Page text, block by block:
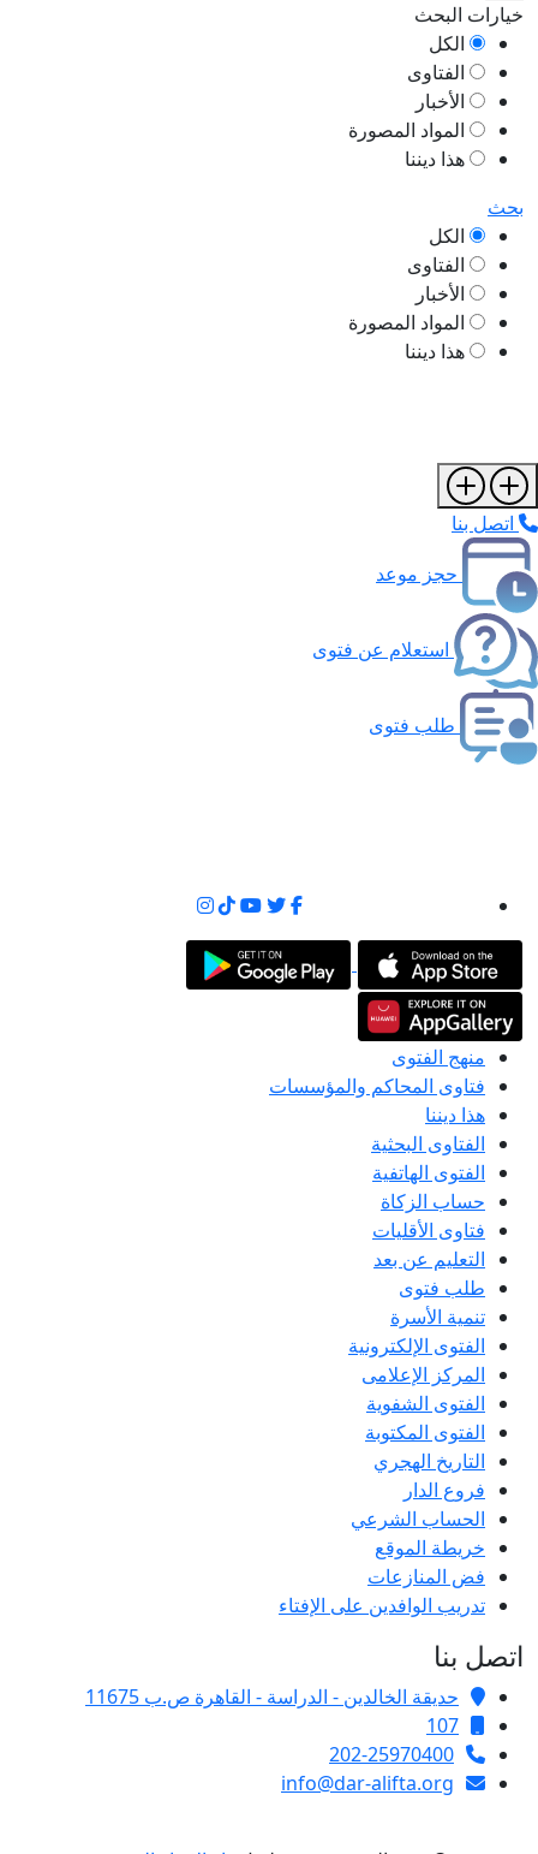
خيارات البحث
الكل
الفتاوى
الأخبار
المواد المصورة
هذا ديننا
بحث
الكل
الفتاوى
الأخبار
المواد المصورة
هذا ديننا
اتصل بنا
حجز موعد
استعلام عن فتوى
طلب فتوى
منهج الفتوى
فتاوى المحاكم والمؤسسات
هذا ديننا
الفتاوى البحثية
الفتوى الهاتفية
حساب الزكاة
فتاوى الأقليات
التعليم عن بعد
طلب فتوى
تنمية الأسرة
الفتوى الإلكترونية
المركز الإعلامى
الفتوى الشفوية
الفتوى المكتوبة
التاريخ الهجري
فروع الدار
الحساب الشرعي
خريطة الموقع
فض المنازعات
تدريب الوافدين على الإفتاء
اتصل بنا
حديقة الخالدين - الدراسة - القاهرة ص.ب 11675
107
202-25970400
info@dar-alifta.org